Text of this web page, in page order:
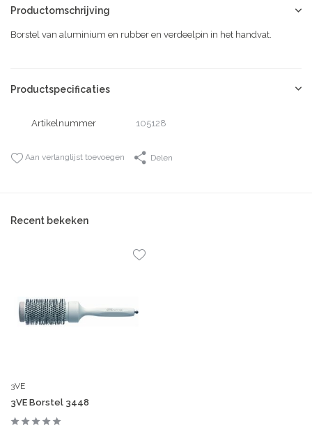
Productomschrijving
Borstel van aluminium en rubber en verdeelpin in het handvat.
Productspecificaties
Artikelnummer 105128
Aan verlanglijst toevoegen Delen
Recent bekeken
3VE
3VE Borstel 3448